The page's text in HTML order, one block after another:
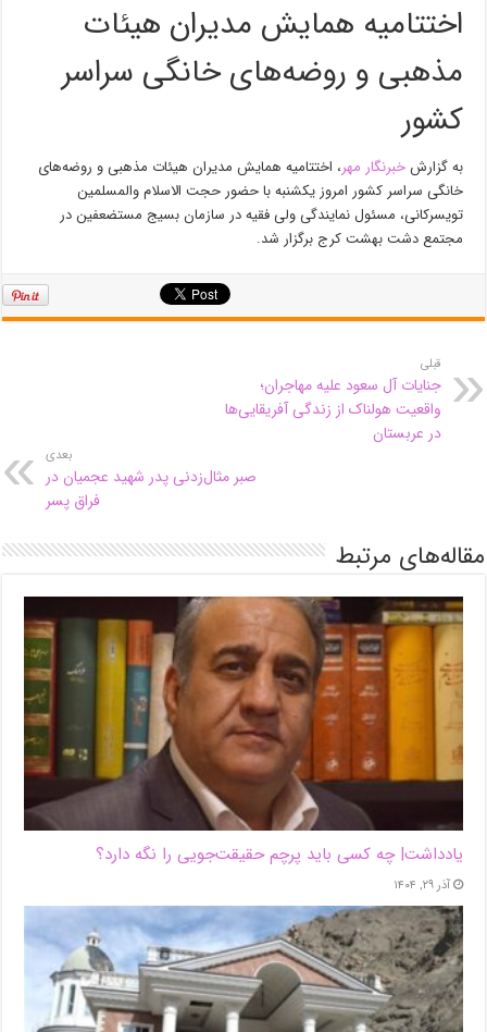
اختتامیه همایش مدیران هیئات
مذهبی و روضه‌های خانگی سراسر
کشور
به گزارشخبرنگار مهر، اختتامیه همایش مدیران هیئات مذهبی و روضه‌های
خانگی سراسر کشور امروز یکشنبه با حضور حجت الاسلام والمسلمین
تویسرکانی، مسئول نمایندگی ولی فقیه در سازمان بسیج مستضعفین در
مجتمع دشت بهشت کرج برگزار شد.
قبلی
جنایات آل سعود علیه مهاجران؛
واقعیت هولناک از زندگی آفریقایی‌ها
در عربستان
بعدی
صبر مثال‌زدنی پدر شهید عجمیان در
فراق پسر
مقاله‌های مرتبط
یادداشت| ‌چه کسی باید پرچم حقیقت‌جویی را نگه دارد؟
آذر ۲۹, ۱۴۰۴